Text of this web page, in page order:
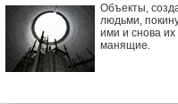
Объекты,
людьми,
ими и снова их
манящие.